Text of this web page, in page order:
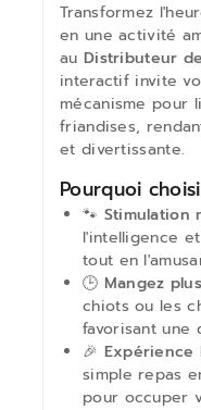
Transformez
en une activité
au Distributeur
interactif invite
mécanisme pour
friandises,
et divertissante.
Pourquoi
🐾 Stimulation
l'intelligence
tout en
🕒 Mangez
chiots ou les
favorisant une
🎉 Expérience
simple repas
pour occuper